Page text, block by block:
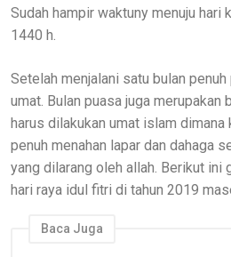
Sudah hampir waktuny menuju hari
1440 h.
Setelah menjalani satu bulan
umat. Bulan puasa juga merupakan
harus dilakukan umat islam dimana
penuh menahan lapar dan dahaga
yang dilarang oleh allah. Berikut ini
hari raya idul fitri di tahun 2019
Baca Juga